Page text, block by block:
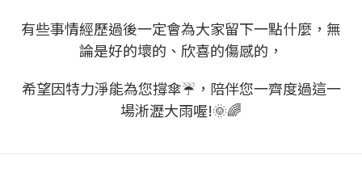
有些事情經歷過後一定會為大家留下一點什麼，無
論是好的壞的、欣喜的傷感的，
希望因特力淨能為您撐傘☔，陪伴您一齊度過這一
場淅瀝大雨喔!🌞🌈